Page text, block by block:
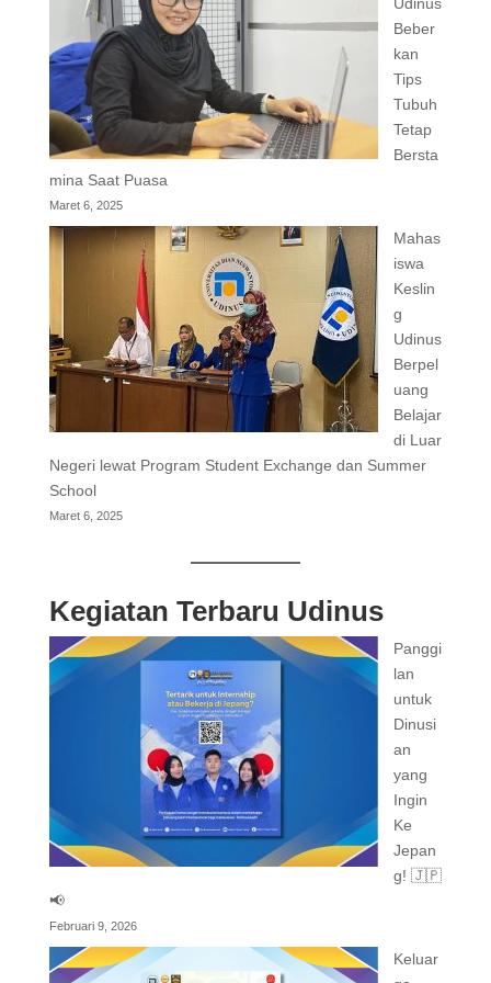
Beber
kan
Tips
Tubuh
Tetap
Bersta
mina Saat Puasa
Maret 6, 2025
Mahas
iswa
Keslin
g
Udinus
Berpel
uang
Belajar
di Luar
Negeri lewat Program Student Exchange dan Summer
School
Maret 6, 2025
Kegiatan Terbaru Udinus
Panggi
lan
untuk
Dinusi
an
yang
Ingin
Ke
Jepan
g! 🇯🇵
📢
Februari 9, 2026
Keluar